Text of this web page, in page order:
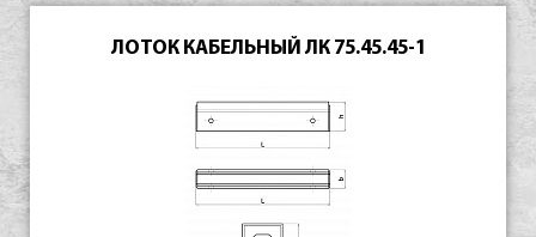
ЛОТОК КАБЕЛЬНЫЙ ЛК 75.45.45-1